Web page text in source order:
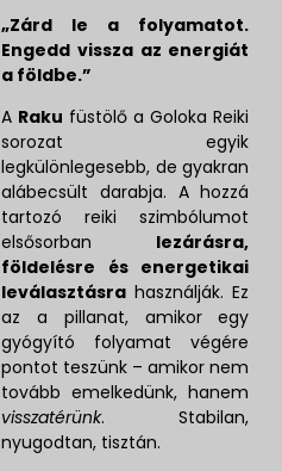
„Zárd le a folyamatot.
Engedd vissza az energiát
a földbe.”
A Raku füstölő a Goloka Reiki
sorozat egyik
legkülönlegesebb, de gyakran
alábecsült darabja. A hozzá
tartozó reiki szimbólumot
elsősorban lezárásra,
földelésre és energetikai
leválasztásra használják. Ez
az a pillanat, amikor egy
gyógyító folyamat végére
pontot teszünk – amikor nem
tovább emelkedünk, hanem
visszatérünk. Stabilan,
nyugodtan, tisztán.